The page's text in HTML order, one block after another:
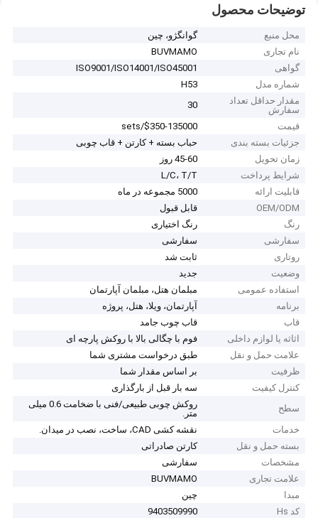
توضیحات محصول
محل منبع
گوانگژو، چین
نام تجاری
BUVMAMO
گواهی
ISO9001/ISO14001/ISO45001
شماره مدل
H53
مقدار حداقل تعداد
سفارش
30
قیمت
$350-135000/sets
جزئیات بسته بندی
حباب بسته + کارتن + قاب چوبی
زمان تحویل
45-60 روز
شرایط پرداخت
L/C، T/T
قابلیت ارائه
5000 مجموعه در ماه
OEM/ODM
قابل قبول
رنگ
رنگ اختیاری
سفارشی
سفارشی
روتاری
ثابت شد
وضعیت
جدید
استفاده عمومی
مبلمان هتل، مبلمان آپارتمان
برنامه
آپارتمان، ویلا، هتل، پروژه
قاب
قاب چوب جامد
اثاثه یا لوازم داخلی
فوم با چگالی بالا با روکش پارچه ای
علامت حمل و نقل
طبق درخواست مشتری شما
ظرفیت
بر اساس مقدار شما
کنترل کیفیت
سه بار قبل از بارگذاری
سطح
روکش چوبی طبیعی/فنی با ضخامت 0.6 میلی
متر.
خدمات
نقشه کشی CAD، ساخت، نصب در میدان.
بسته حمل و نقل
کارتن صادراتی
مشخصات
سفارشی
علامت تجاری
BUVMAMO
مبدا
چین
کد Hs
9403509990